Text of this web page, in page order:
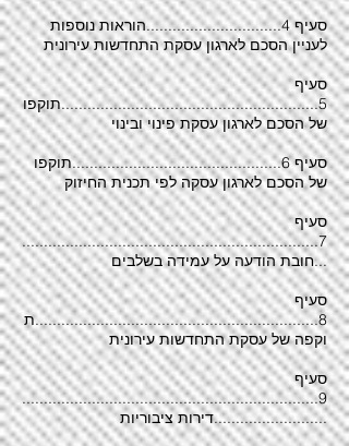
סעיף 4...............................הוראות נוספות
לעניין הסכם לארגון עסקת התחדשות עירונית
סעיף
5...........................................................תוקפו
של הסכם לארגון עסקת פינוי ובינוי
סעיף 6................................................תוקפו
של הסכם לארגון עסקה לפי תכנית החיזוק
סעיף
7....................................................................
...חובת הודעה על עמידה בשלבים
סעיף
8.................................................................ת
וקפה של עסקת התחדשות עירונית
סעיף
9....................................................................
..........................דירות ציבוריות